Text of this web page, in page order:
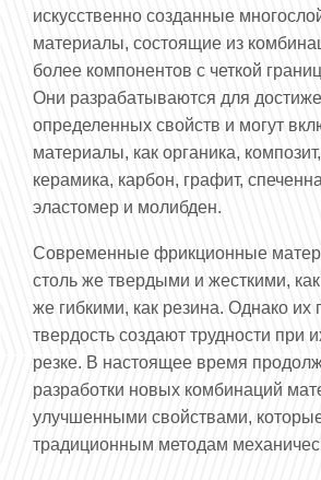
искусственно созданные
материалы, состоящие из
более компонентов с четкой
Они разрабатываются для
определенных свойств и могут
материалы, как органика,
керамика, карбон, графит,
эластомер и молибден.
Современные фрикционные
столь же твердыми и жесткими,
же гибкими, как резина. Однако их
твердость создают трудности при
резке. В настоящее время
разработки новых комбинаций
улучшенными свойствами,
традиционным методам